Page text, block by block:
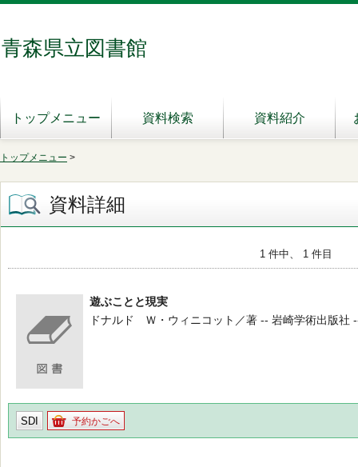
青森県立図書館
トップメニュー 資料検索 資料紹介
トップメニュー >
資料詳細
1 件中、 1 件目
遊ぶことと現実
ドナルド Ｗ・ウィニコット／著 -- 岩崎学術出版社
SDI 予約かごへ